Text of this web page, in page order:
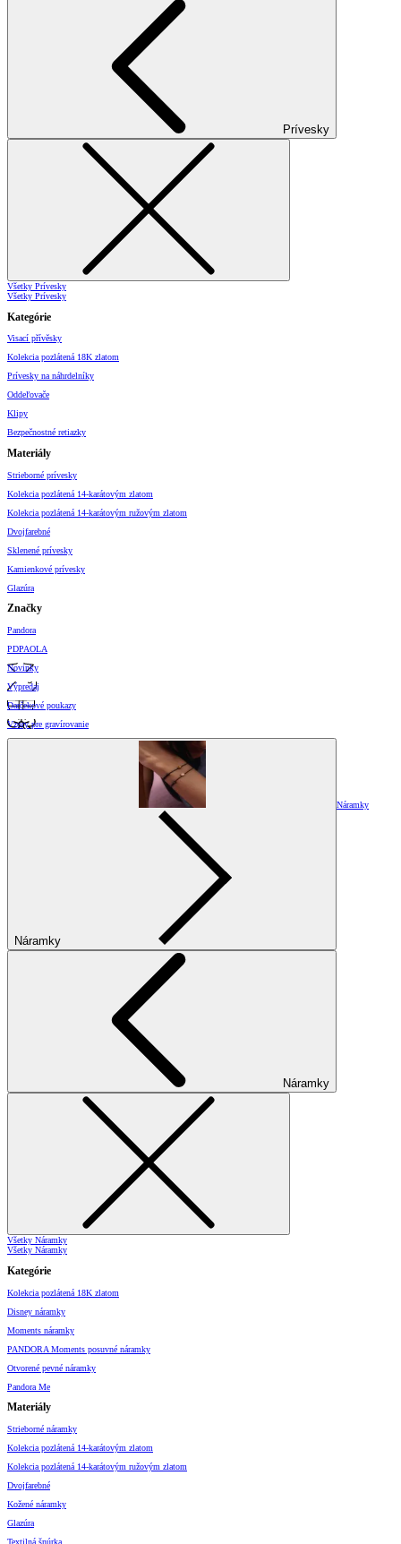
Prívesky
Všetky Prívesky
Všetky Prívesky
Kategórie
Visací přívěsky
Kolekcia pozlátená 18K zlatom
Prívesky na náhrdelníky
Oddeľovače
Klipy
Bezpečnostné retiazky
Materiály
Strieborné prívesky
Kolekcia pozlátená 14-karátovým zlatom
Kolekcia pozlátená 14-karátovým ružovým zlatom
Dvojfarebné
Sklenené prívesky
Kamienkové prívesky
Glazúra
Značky
Pandora
PDPAOLA
Novinky
Výpredaj
Darčekové poukazy
Vzory pre gravírovanie
Náramky
Náramky
Náramky
Všetky Náramky
Všetky Náramky
Kategórie
Kolekcia pozlátená 18K zlatom
Disney náramky
Moments náramky
PANDORA Moments posuvné náramky
Otvorené pevné náramky
Pandora Me
Materiály
Strieborné náramky
Kolekcia pozlátená 14-karátovým zlatom
Kolekcia pozlátená 14-karátovým ružovým zlatom
Dvojfarebné
Kožené náramky
Glazúra
Textilná šnúrka